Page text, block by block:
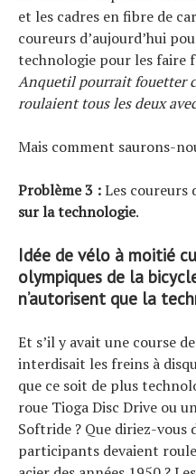
et les cadres en fibre de
coureurs d’aujourd’hui
technologie pour les faire
Anquetil pourrait fouetter
roulaient tous les deux
Mais comment saurons-
Problème 3 :Les coureurs
sur la technologie.
Idée de vélo à moitié
olympiques de la
n’autorisent que la
Et s’il y avait une course
interdisait les freins à
que ce soit de plus
roue Tioga Disc Drive ou
Softride ? Que diriez-vous
participants devaient